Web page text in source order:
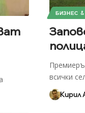
БИЗНЕС
всички
Кирил